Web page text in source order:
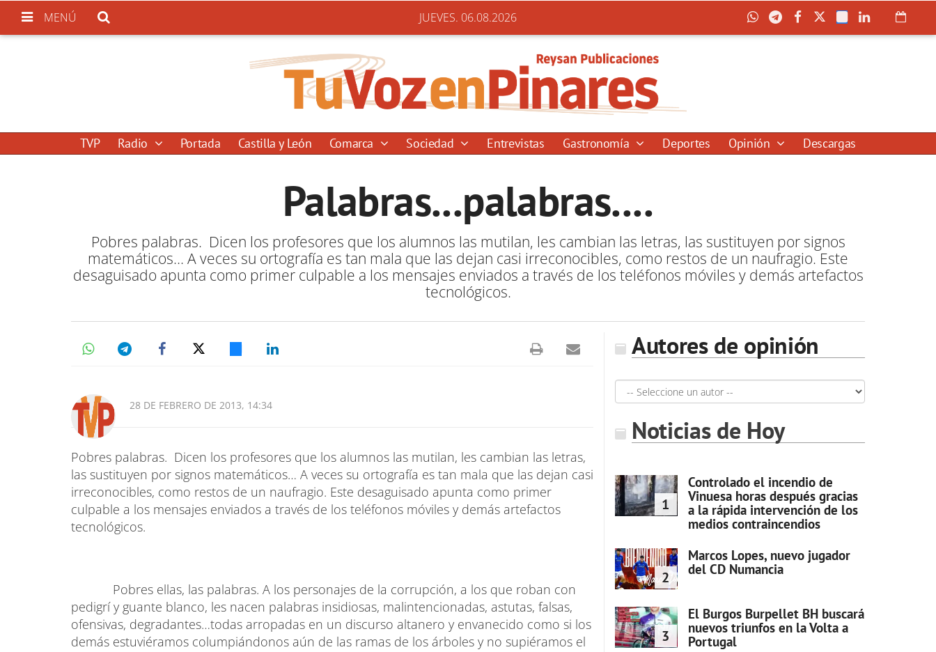
MENÚ JUEVES. 06.08.2026
TVP Radio Portada Castilla y León Comarca Sociedad Entrevistas Gastronomía Deportes Opinión Descargas
Palabras...palabras....
Pobres palabras. Dicen los profesores que los alumnos las mutilan, les cambian las letras, las sustituyen por signos
matemáticos… A veces su ortografía es tan mala que las dejan casi irreconocibles, como restos de un naufragio. Este
desaguisado apunta como primer culpable a los mensajes enviados a través de los teléfonos móviles y demás artefactos
tecnológicos.
28 DE FEBRERO DE 2013, 14:34
Pobres palabras. Dicen los profesores que los alumnos las mutilan, les cambian las letras,
las sustituyen por signos matemáticos… A veces su ortografía es tan mala que las dejan casi
irreconocibles, como restos de un naufragio. Este desaguisado apunta como primer
culpable a los mensajes enviados a través de los teléfonos móviles y demás artefactos
tecnológicos.
Pobres ellas, las palabras. A los personajes de la corrupción, a los que roban con
pedigrí y guante blanco, les nacen palabras insidiosas, malintencionadas, astutas, falsas,
ofensivas, degradantes…todas arropadas en un discurso altanero y envanecido como si los
demás estuviéramos columpiándonos aún de las ramas de los árboles y no supiéramos el
Autores de opinión
Noticias de Hoy
1
Controlado el incendio de
Vinuesa horas después gracias
a la rápida intervención de los
medios contraincendios
2
Marcos Lopes, nuevo jugador
del CD Numancia
3
El Burgos Burpellet BH buscará
nuevos triunfos en la Volta a
Portugal